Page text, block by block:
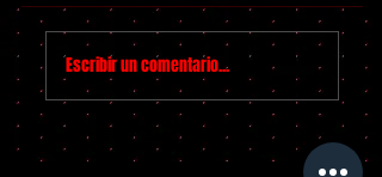
Escribir un comentario...